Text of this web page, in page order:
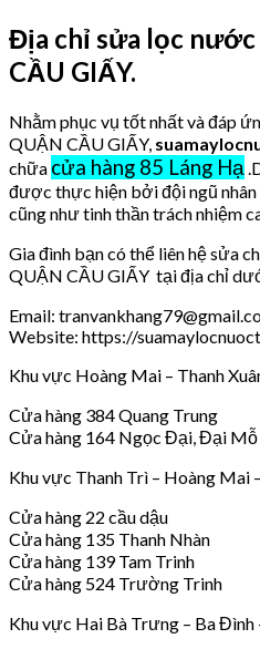
Địa chỉ sửa lọc
CẦU GIẤY.
Nhằm phục vụ tốt nhất và đáp
QUẬN CẦU GIẤY,
chữa cửa hàng 85 Láng Hạ
được thực hiện bởi đội ngũ nhân
cũng như tinh thần trách nhiệm
Gia đình bạn có thể liên hệ sửa
QUẬN CẦU GIẤY tại địa chỉ
Email:
Website: https://
Khu vực Hoàng Mai – Thanh
Cửa hàng 384 Quang Trung
Cửa hàng 164 Ngọc Đại, Đại Mỗ
Khu vực Thanh Trì – Hoàng Mai
Cửa hàng 22 cầu dậu
Cửa hàng 135 Thanh Nhàn
Cửa hàng 139 Tam Trinh
Cửa hàng 524 Trường Trinh
Khu vực Hai Bà Trưng – Ba Đình